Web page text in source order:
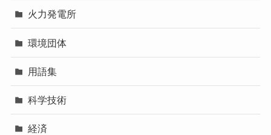
火力発電所
環境団体
用語集
科学技術
経済